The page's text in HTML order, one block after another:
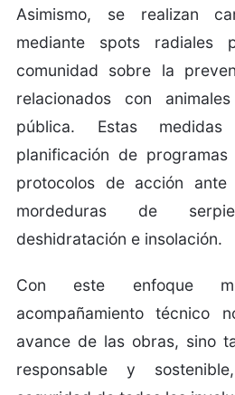
Asimismo, se realizan
mediante spots radiales
comunidad sobre la
relacionados con
pública. Estas medidas
planificación de
protocolos de acción ante
mordeduras de
deshidratación e insolación.
Con este enfoque
acompañamiento técnico
avance de las obras, sino
responsable y